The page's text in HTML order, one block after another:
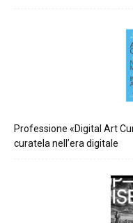
Professione «Digital Art
curatela nell’era digitale